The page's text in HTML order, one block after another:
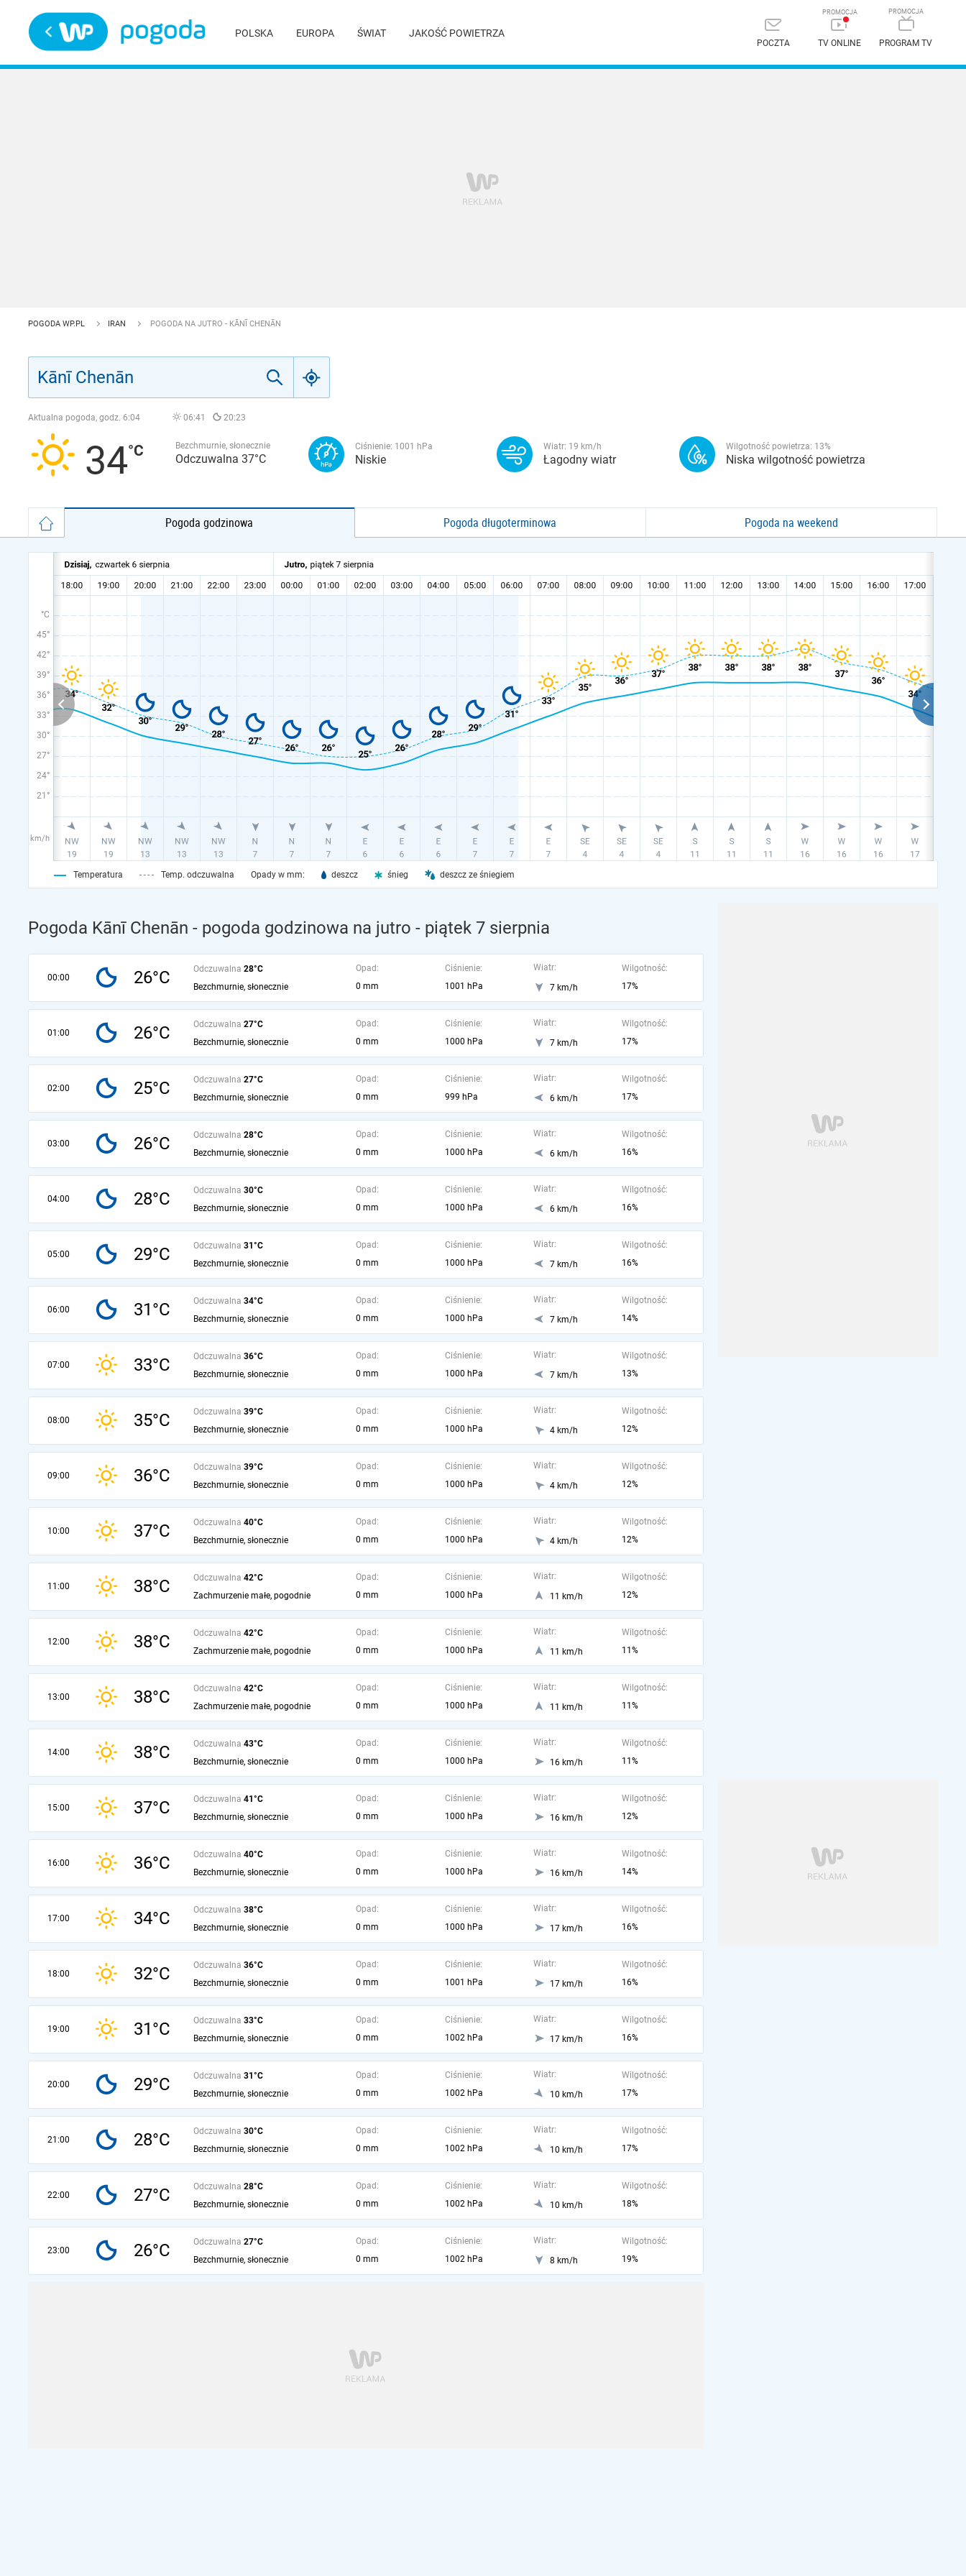
POLSKA EUROPA ŚWIAT JAKOŚĆ POWIETRZA
POCZTA TV ONLINE PROGRAM TV
POGODA WP.PL IRAN POGODA NA JUTRO - KĀNĪ CHENĀN
Aktualna pogoda, godz. 6:04 06:41 20:23
34 Bezchmurnie, słonecznie
Odczuwalna 37°C
Ciśnienie: 1001 hPa
Niskie
Wiatr: 19 km/h
Łagodny wiatr
Wilgotność powietrza: 13%
Niska wilgotność powietrza
Pogoda godzinowa Pogoda długoterminowa Pogoda na weekend
°C
45°
42°
39°
36°
33°
30°
27°
24°
21°
km/h
Temperatura Temp. odczuwalna Opady w mm: deszcz śnieg deszcz ze śniegiem
Pogoda Kānī Chenān - pogoda godzinowa na jutro - piątek 7 sierpnia
00:00 26°C Odczuwalna 28°C
Bezchmurnie, słonecznie
Opad:
0 mm
Ciśnienie:
1001 hPa
Wiatr:
7 km/h
Wilgotność:
17%
01:00 26°C Odczuwalna 27°C
Bezchmurnie, słonecznie
Opad:
0 mm
Ciśnienie:
1000 hPa
Wiatr:
7 km/h
Wilgotność:
17%
02:00 25°C Odczuwalna 27°C
Bezchmurnie, słonecznie
Opad:
0 mm
Ciśnienie:
999 hPa
Wiatr:
6 km/h
Wilgotność:
17%
03:00 26°C Odczuwalna 28°C
Bezchmurnie, słonecznie
Opad:
0 mm
Ciśnienie:
1000 hPa
Wiatr:
6 km/h
Wilgotność:
16%
04:00 28°C Odczuwalna 30°C
Bezchmurnie, słonecznie
Opad:
0 mm
Ciśnienie:
1000 hPa
Wiatr:
6 km/h
Wilgotność:
16%
05:00 29°C Odczuwalna 31°C
Bezchmurnie, słonecznie
Opad:
0 mm
Ciśnienie:
1000 hPa
Wiatr:
7 km/h
Wilgotność:
16%
06:00 31°C Odczuwalna 34°C
Bezchmurnie, słonecznie
Opad:
0 mm
Ciśnienie:
1000 hPa
Wiatr:
7 km/h
Wilgotność:
14%
07:00 33°C Odczuwalna 36°C
Bezchmurnie, słonecznie
Opad:
0 mm
Ciśnienie:
1000 hPa
Wiatr:
7 km/h
Wilgotność:
13%
08:00 35°C Odczuwalna 39°C
Bezchmurnie, słonecznie
Opad:
0 mm
Ciśnienie:
1000 hPa
Wiatr:
4 km/h
Wilgotność:
12%
09:00 36°C Odczuwalna 39°C
Bezchmurnie, słonecznie
Opad:
0 mm
Ciśnienie:
1000 hPa
Wiatr:
4 km/h
Wilgotność:
12%
10:00 37°C Odczuwalna 40°C
Bezchmurnie, słonecznie
Opad:
0 mm
Ciśnienie:
1000 hPa
Wiatr:
4 km/h
Wilgotność:
12%
11:00 38°C Odczuwalna 42°C
Zachmurzenie małe, pogodnie
Opad:
0 mm
Ciśnienie:
1000 hPa
Wiatr:
11 km/h
Wilgotność:
12%
12:00 38°C Odczuwalna 42°C
Zachmurzenie małe, pogodnie
Opad:
0 mm
Ciśnienie:
1000 hPa
Wiatr:
11 km/h
Wilgotność:
11%
13:00 38°C Odczuwalna 42°C
Zachmurzenie małe, pogodnie
Opad:
0 mm
Ciśnienie:
1000 hPa
Wiatr:
11 km/h
Wilgotność:
11%
14:00 38°C Odczuwalna 43°C
Bezchmurnie, słonecznie
Opad:
0 mm
Ciśnienie:
1000 hPa
Wiatr:
16 km/h
Wilgotność:
11%
15:00 37°C Odczuwalna 41°C
Bezchmurnie, słonecznie
Opad:
0 mm
Ciśnienie:
1000 hPa
Wiatr:
16 km/h
Wilgotność:
12%
16:00 36°C Odczuwalna 40°C
Bezchmurnie, słonecznie
Opad:
0 mm
Ciśnienie:
1000 hPa
Wiatr:
16 km/h
Wilgotność:
14%
17:00 34°C Odczuwalna 38°C
Bezchmurnie, słonecznie
Opad:
0 mm
Ciśnienie:
1000 hPa
Wiatr:
17 km/h
Wilgotność:
16%
18:00 32°C Odczuwalna 36°C
Bezchmurnie, słonecznie
Opad:
0 mm
Ciśnienie:
1001 hPa
Wiatr:
17 km/h
Wilgotność:
16%
19:00 31°C Odczuwalna 33°C
Bezchmurnie, słonecznie
Opad:
0 mm
Ciśnienie:
1002 hPa
Wiatr:
17 km/h
Wilgotność:
16%
20:00 29°C Odczuwalna 31°C
Bezchmurnie, słonecznie
Opad:
0 mm
Ciśnienie:
1002 hPa
Wiatr:
10 km/h
Wilgotność:
17%
21:00 28°C Odczuwalna 30°C
Bezchmurnie, słonecznie
Opad:
0 mm
Ciśnienie:
1002 hPa
Wiatr:
10 km/h
Wilgotność:
17%
22:00 27°C Odczuwalna 28°C
Bezchmurnie, słonecznie
Opad:
0 mm
Ciśnienie:
1002 hPa
Wiatr:
10 km/h
Wilgotność:
18%
23:00 26°C Odczuwalna 27°C
Bezchmurnie, słonecznie
Opad:
0 mm
Ciśnienie:
1002 hPa
Wiatr:
8 km/h
Wilgotność:
19%